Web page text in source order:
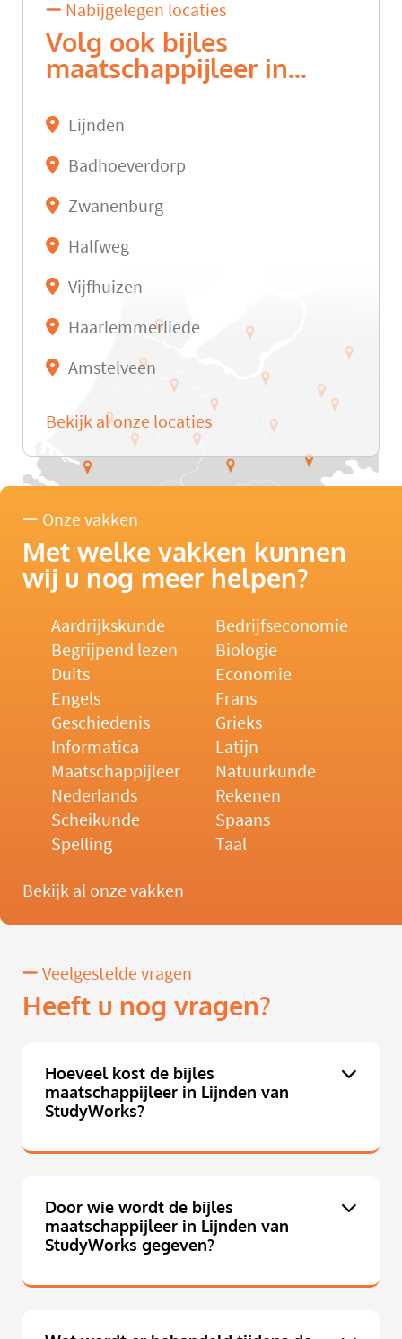
Nabijgelegen locaties
Volg ook bijles
maatschappijleer in...
Lijnden
Badhoeverdorp
Zwanenburg
Halfweg
Vijfhuizen
Haarlemmerliede
Amstelveen
Bekijk al onze locaties
Onze vakken
Met welke vakken kunnen
wij u nog meer helpen?
Aardrijkskunde
Bedrijfseconomie
Begrijpend lezen
Biologie
Duits
Economie
Engels
Frans
Geschiedenis
Grieks
Informatica
Latijn
Maatschappijleer
Natuurkunde
Nederlands
Rekenen
Scheikunde
Spaans
Spelling
Taal
Bekijk al onze vakken
Veelgestelde vragen
Heeft u nog vragen?
Hoeveel kost de bijles
maatschappijleer in Lijnden van
StudyWorks?
Door wie wordt de bijles
maatschappijleer in Lijnden van
StudyWorks gegeven?